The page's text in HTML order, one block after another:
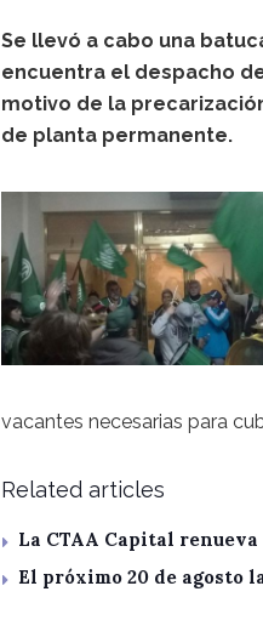
Se llevó a cabo una
encuentra el despacho
motivo de la
de planta permanente.
vacantes necesarias para
Related articles
La CTAA Capital
El próximo 20 de agosto